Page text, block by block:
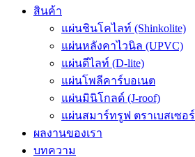
สินค้า
แผ่นชินโคไลท์ (Shinkolite)
แผ่นหลังคาไวนิล (UPVC)
แผ่นดีไลท์ (D-lite)
แผ่นโพลีคาร์บอเนต
แผ่นมินิโกลด์ (J-roof)
แผ่นสมาร์ทรูฟ ตราเบสเซอร์
ผลงานของเรา
บทความ